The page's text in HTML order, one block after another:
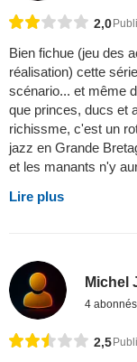
2,0
Bien fichue (jeu des
réalisation) cette
scénario... et même
que princes, ducs et
richissme, c'est un
jazz en Grande
et les manants n'y
Lire plus
Michel
4 abonnés
2,5